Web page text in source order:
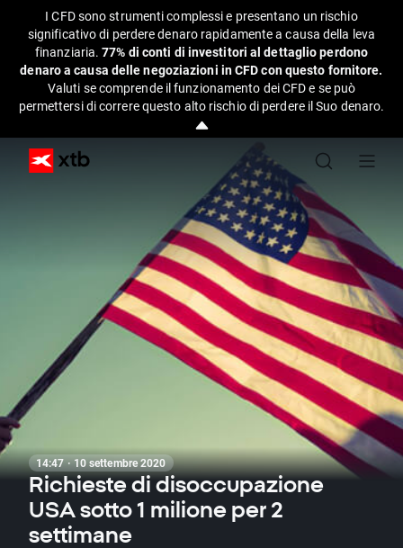
I CFD sono strumenti complessi e presentano un rischio
significativo di perdere denaro rapidamente a causa della leva
finanziaria.77% di conti di investitori al dettaglio perdono
denaro a causa delle negoziazioni in CFD con questo fornitore.
Valuti se comprende il funzionamento dei CFD e se può
permettersi di correre questo alto rischio di perdere il Suo denaro.
14:47 · 10 settembre 2020
Richieste di disoccupazione
USA sotto 1 milione per 2
settimane